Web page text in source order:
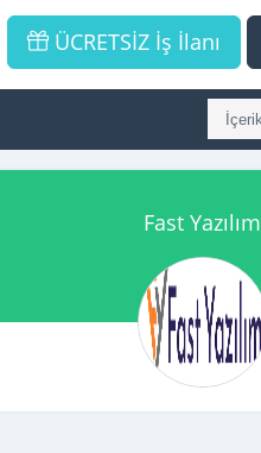
ÜCRETSİZ İş İlanı
Fast Yazılım